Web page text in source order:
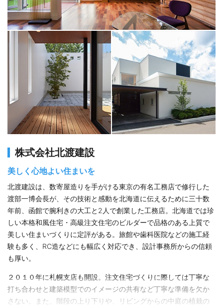
株式会社北渡建設
美しく心地よい住まいを
北渡建設は、数寄屋造りを手がける東京の有名工務店で修行した
渡部一博会長が、その技術と感動を北海道に伝えるために三十数
年前、函館で腕利きの大工と2人で創業した工務店。北海道では珍
しい本格和風住宅・高級注文住宅のビルダーで品格のある上質で
美しい住まいづくりに定評がある。旅館や歯科医院などの施工経
験も多く、RC造などにも幅広く対応でき、設計事務所からの信頼
も厚い。
２０１０年に札幌支店も開設。注文住宅づくりに際しては丁寧な
打ち合わせと建築模型でのイメージの共有など丁寧な準備を欠か
さない。また、階段の上り下りや、リビングからの中庭の植栽の